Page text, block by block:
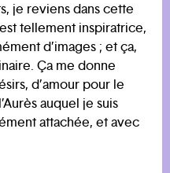
je reviens dans cette
tellement inspiratrice,
d’images ; et ça,
Ça me donne
d’amour pour le
auquel je suis
attachée, et avec